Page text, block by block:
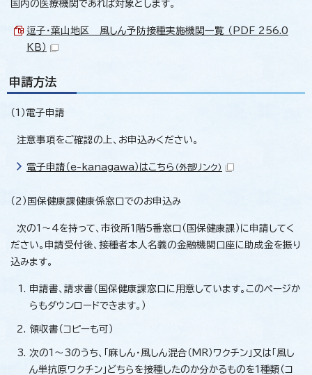
国内の医療機関であれば対象とします。
逗子・葉山地区 風しん予防接種実施機関一覧 （PDF 256.0
KB）
申請方法
（1）電子申請
注意事項をご確認の上、お申込みください。
電子申請（e-kanagawa）はこちら （外部リンク）
（2）国保健康課健康係窓口でのお申込み
次の1～4を持って、市役所1階5番窓口（国保健康課）に申請してく
ださい。申請受付後、接種者本人名義の金融機関口座に助成金を振り
込みます。
申請書、請求書（国保健康課窓口に用意しています。このページか
らもダウンロードできます。）
領収書（コピーも可）
次の1～3のうち、「麻しん・風しん混合（MR）ワクチン」又は「風し
ん単抗原ワクチン」どちらを接種したのか分かるものを1種類（コ